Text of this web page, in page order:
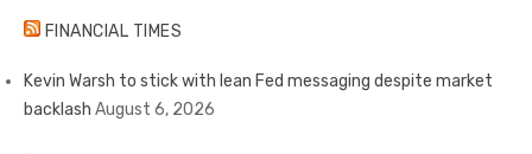
FINANCIAL TIMES
Kevin Warsh to stick with lean Fed messaging despite market
backlash August 6, 2026